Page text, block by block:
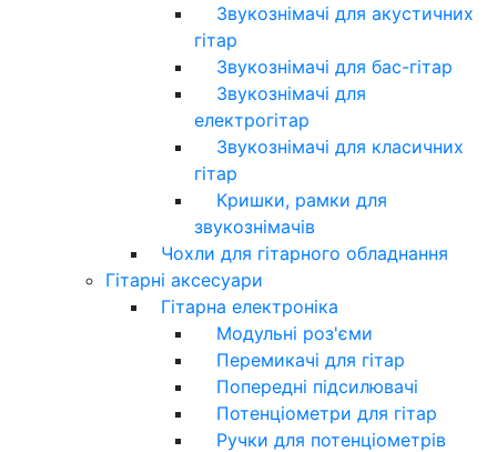
Звукознімачі для акустичних
гітар
Звукознімачі для бас-гітар
Звукознімачі для
електрогітар
Звукознімачі для класичних
гітар
Кришки, рамки для
звукознімачів
Чохли для гітарного обладнання
Гітарні аксесуари
Гітарна електроніка
Модульні роз'єми
Перемикачі для гітар
Попередні підсилювачі
Потенціометри для гітар
Ручки для потенціометрів